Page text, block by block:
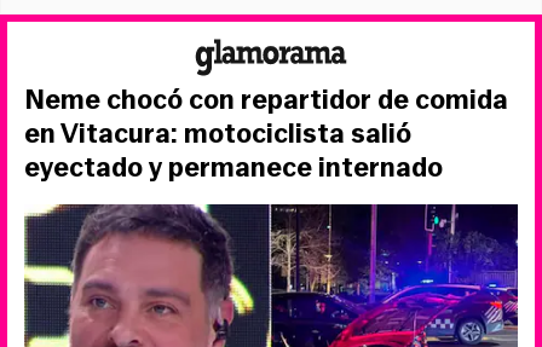
Neme chocó con repartidor de comida
en Vitacura: motociclista salió
eyectado y permanece internado